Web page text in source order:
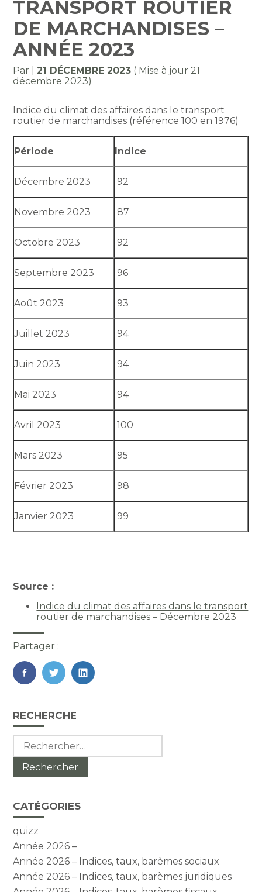
TRANSPORT ROUTIER
DE MARCHANDISES –
ANNÉE 2023
Par |21 DÉCEMBRE 2023 ( Mise à jour 21
décembre 2023)
Indice du climat des affaires dans le transport
routier de marchandises (référence 100 en 1976)
Période Indice
Décembre 2023 92
Novembre 2023 87
Octobre 2023 92
Septembre 2023 96
Août 2023 93
Juillet 2023 94
Juin 2023 94
Mai 2023 94
Avril 2023 100
Mars 2023 95
Février 2023 98
Janvier 2023 99
Source :
Indice du climat des affaires dans le transport
routier de marchandises – Décembre 2023
Partager :
FaceBook
TwitterLinkedIn
Blog
sidebar
RECHERCHE
Rechercher :
CATÉGORIES
quizz
Année 2026 –
Année 2026 – Indices, taux, barèmes sociaux
Année 2026 – Indices, taux, barèmes juridiques